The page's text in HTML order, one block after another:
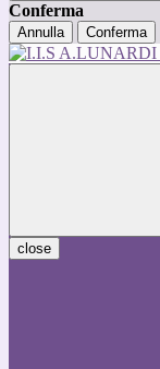
Conferma
Annulla Conferma
close